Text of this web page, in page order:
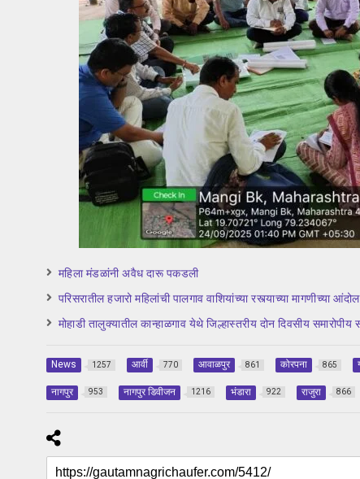
महिला मंडळांनी अवैध दारू पकडली
परिसरातील हजारो महिलांची पालगाव वाशियांच्या रस्त्याच्या मागणीच्या
मोहाडी तालुक्यातील कान्हाळगाव येथे जिल्हास्तरीय दोन दिवसीय
News 1257 आर्वी 770 आवाळपुर 861 कोरपना 865
नागपुर 953 नागपुर डिवीजन 1216 भंडारा 922 राजुरा 866